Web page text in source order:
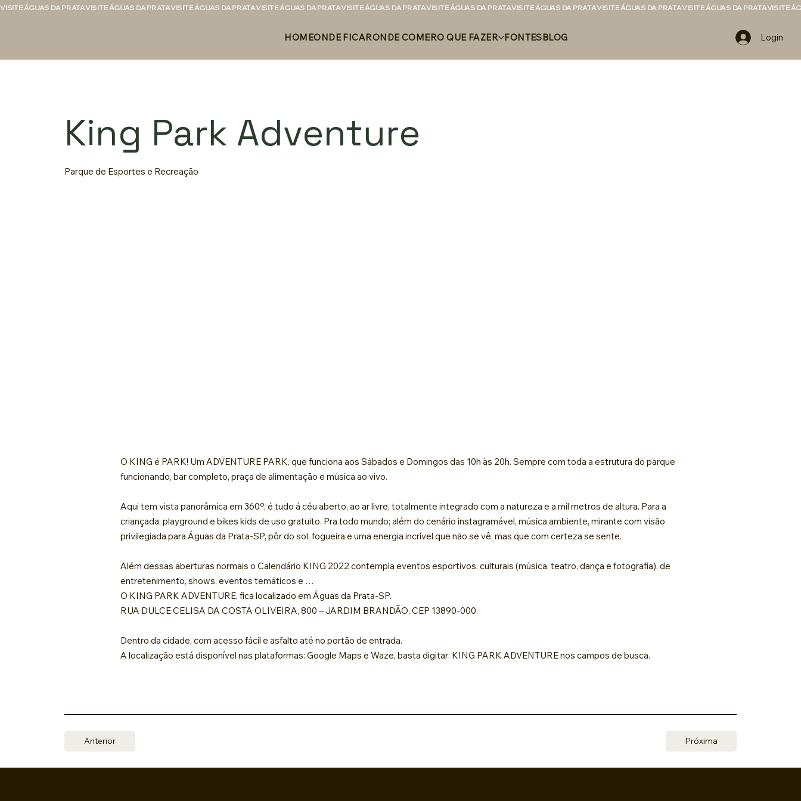
VISITE ÁGUAS DA PRATA
HOMEONDE FICARONDE COMERO QUE FAZER FONTESBLOG Login
King Park Adventure
Parque de Esportes e Recreação
O KING é PARK! Um ADVENTURE PARK, que funciona aos Sábados e Domingos das 10h às 20h. Sempre com toda a estrutura do parque
funcionando, bar completo, praça de alimentação e música ao vivo.
Aqui tem vista panorâmica em 360º, é tudo á céu aberto, ao ar livre, totalmente integrado com a natureza e a mil metros de altura. Para a
criançada; playground e bikes kids de uso gratuito. Pra todo mundo; além do cenário instagramável, música ambiente, mirante com visão
privilegiada para Águas da Prata-SP, pôr do sol, fogueira e uma energia incrível que não se vê, mas que com certeza se sente.
Além dessas aberturas normais o Calendário KING 2022 contempla eventos esportivos, culturais (música, teatro, dança e fotografia), de
entretenimento, shows, eventos temáticos e …
O KING PARK ADVENTURE, fica localizado em Águas da Prata-SP.
RUA DULCE CELISA DA COSTA OLIVEIRA, 800 – JARDIM BRANDÃO, CEP 13890-000.
Dentro da cidade, com acesso fácil e asfalto até no portão de entrada.
A localização está disponível nas plataformas: Google Maps e Waze, basta digitar: KING PARK ADVENTURE nos campos de busca.
Próxima
Anterior